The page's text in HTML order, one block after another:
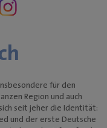
Ortszentren"
Sondernutzungen
Anreise
für den
Region und auch
seit jeher die Identität:
und der erste Deutsche